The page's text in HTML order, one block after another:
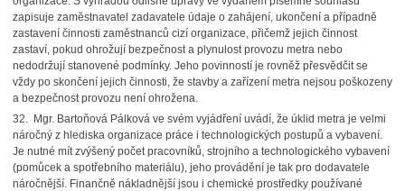
zapisuje zaměstnavatel zadavatele údaje o zahájení, ukončení a případně
zastavení činnosti zaměstnanců cizí organizace, přičemž jejich činnost
zastaví, pokud ohrožují bezpečnost a plynulost provozu metra nebo
nedodržují stanovené podmínky. Jeho povinností je rovněž přesvědčit se
vždy po skončení jejich činnosti, že stavby a zařízení metra nejsou poškozeny
a bezpečnost provozu není ohrožena.
32. Mgr. Bartoňová Pálková ve svém vyjádření uvádí, že úklid metra je velmi
náročný z hlediska organizace práce i technologických postupů a vybavení.
Je nutné mít zvýšený počet pracovníků, strojního a technologického vybavení
(pomůcek a spotřebního materiálu), jeho provádění je tak pro dodavatele
náročnější. Finančně nákladnější jsou i chemické prostředky používané